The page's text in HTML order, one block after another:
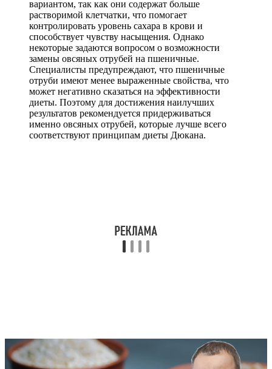
вариантом, так как они содержат больше
растворимой клетчатки, что помогает
контролировать уровень сахара в крови и
способствует чувству насыщения. Однако
некоторые задаются вопросом о возможности
замены овсяных отрубей на пшеничные.
Специалисты предупреждают, что пшеничные
отруби имеют менее выраженные свойства, что
может негативно сказаться на эффективности
диеты. Поэтому для достижения наилучших
результатов рекомендуется придерживаться
именно овсяных отрубей, которые лучше всего
соответствуют принципам диеты Дюкана.